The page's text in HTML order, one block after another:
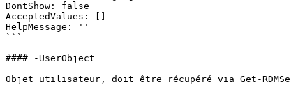
DontShow: false
AcceptedValues: []
HelpMessage: ''
```
#### -UserObject
Objet utilisateur, doit être récupéré via Get-